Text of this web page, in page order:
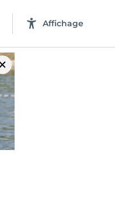
Affichage